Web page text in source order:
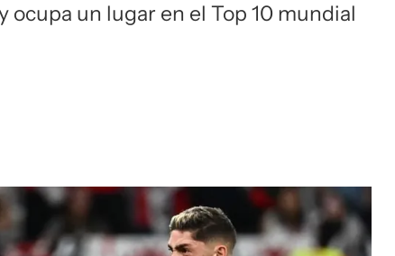
un lugar en el Top 10 mundial